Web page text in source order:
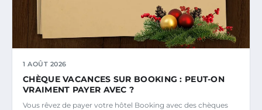
1 AOÛT 2026
CHÈQUE VACANCES SUR BOOKING : PEUT-ON
VRAIMENT PAYER AVEC ?
Vous rêvez de payer votre hôtel Booking avec des chèques